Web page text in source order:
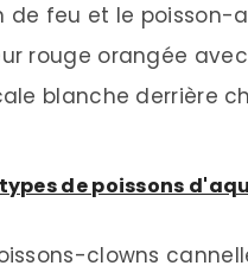
de feu et le poisson-
rouge orangée
blanche derrière
types de poissons
clowns